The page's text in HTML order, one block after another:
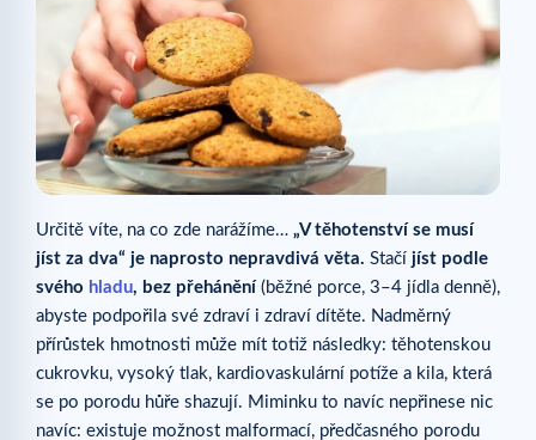
Určitě víte, na co zde narážíme… „V těhotenství se musí
jíst za dva“ je naprosto nepravdivá věta. Stačí jíst podle
svého hladu, bez přehánění(běžné porce, 3–4 jídla denně),
abyste podpořila své zdraví i zdraví dítěte. Nadměrný
přírůstek hmotnosti může mít totiž následky: těhotenskou
cukrovku, vysoký tlak, kardiovaskulární potíže a kila, která
se po porodu hůře shazují. Miminku to navíc nepřinese nic
navíc: existuje možnost malformací, předčasného porodu